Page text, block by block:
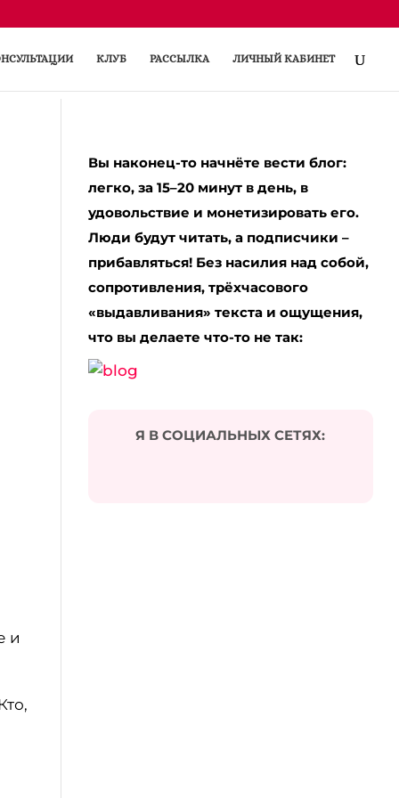
КЛУБ РАССЫЛКА ЛИЧНЫЙ КАБИНЕТ
и
Вы наконец-то начнёте вести блог:
легко, за 15–20 минут в день, в
удовольствие и монетизировать его.
Люди будут читать, а подписчики –
прибавляться! Без насилия над собой,
сопротивления, трёхчасового
«выдавливания» текста и ощущения,
что вы делаете что-то не так:
Я В СОЦИАЛЬНЫХ СЕТЯХ: